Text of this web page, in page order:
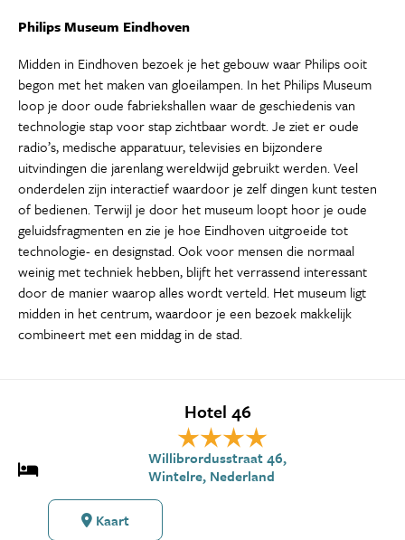
Philips Museum Eindhoven
Midden in Eindhoven bezoek je het gebouw waar Philips ooit
begon met het maken van gloeilampen. In het Philips Museum
loop je door oude fabriekshallen waar de geschiedenis van
technologie stap voor stap zichtbaar wordt. Je ziet er oude
radio’s, medische apparatuur, televisies en bijzondere
uitvindingen die jarenlang wereldwijd gebruikt werden. Veel
onderdelen zijn interactief waardoor je zelf dingen kunt testen
of bedienen. Terwijl je door het museum loopt hoor je oude
geluidsfragmenten en zie je hoe Eindhoven uitgroeide tot
technologie- en designstad. Ook voor mensen die normaal
weinig met techniek hebben, blijft het verrassend interessant
door de manier waarop alles wordt verteld. Het museum ligt
midden in het centrum, waardoor je een bezoek makkelijk
combineert met een middag in de stad.
Hotel 46
Willibrordusstraat 46,
Wintelre, Nederland
Kaart